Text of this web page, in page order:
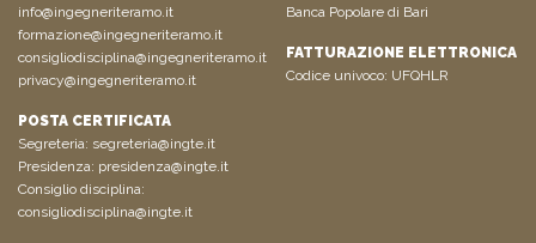
info@ingegneriteramo.it
formazione@ingegneriteramo.it
consigliodisciplina@ingegneriteramo.it
privacy@ingegneriteramo.it
POSTA CERTIFICATA
Segreteria: segreteria@ingte.it
Presidenza: presidenza@ingte.it
Consiglio disciplina:
consigliodisciplina@ingte.it
Banca Popolare di Bari
FATTURAZIONE ELETTRONICA
Codice univoco: UFQHLR